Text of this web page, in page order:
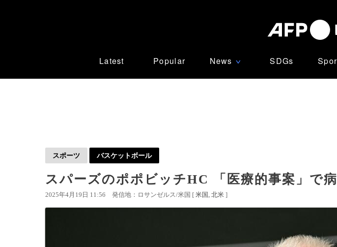
Latest Popular News ∨ SDGs
スポーツ バスケットボール
スパーズのポポビッチHC 「医療的事案」で
2025年4月19日 11:56 発信地：ロサンゼルス/米国 [ 米国 北米 ]